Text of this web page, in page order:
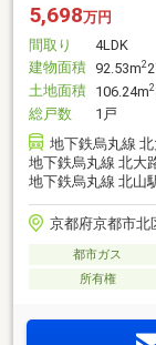
5,698万円
間取り
4LDK
建物面積 92.53m2
土地面積 106.24m2
総戸数
1戸
地下鉄烏丸線
地下鉄烏丸線 北大
地下鉄烏丸線 北山
京都府京都市北
都市ガス
所有権